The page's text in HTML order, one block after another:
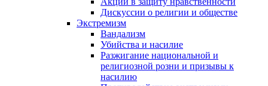
Дискуссии о религии и обществе
Экстремизм
Вандализм
Убийства и насилие
Разжигание национальной и
религиозной розни и призывы к
насилию